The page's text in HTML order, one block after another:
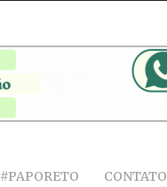
#PAPORETO CONTATO